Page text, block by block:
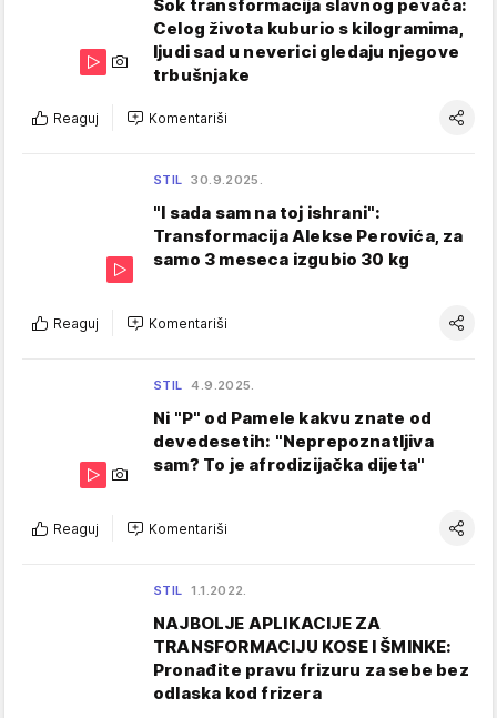
Šok transformacija slavnog pevača:
Celog života kuburio s kilogramima,
ljudi sad u neverici gledaju njegove
trbušnjake
Reaguj Komentariši
STIL 30.9.2025.
"I sada sam na toj ishrani":
Transformacija Alekse Perovića, za
samo 3 meseca izgubio 30 kg
Reaguj Komentariši
STIL 4.9.2025.
Ni "P" od Pamele kakvu znate od
devedesetih: "Neprepoznatljiva
sam? To je afrodizijačka dijeta"
Reaguj Komentariši
STIL 1.1.2022.
NAJBOLJE APLIKACIJE ZA
TRANSFORMACIJU KOSE I ŠMINKE:
Pronađite pravu frizuru za sebe bez
odlaska kod frizera